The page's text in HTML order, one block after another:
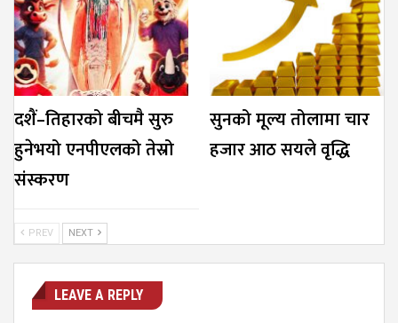
दशैं–तिहारको बीचमै सुरु
हुनेभयो एनपीएलको तेस्रो
संस्करण
सुनको मूल्य तोलामा चार
हजार आठ सयले वृद्धि
PREV NEXT
LEAVE A REPLY